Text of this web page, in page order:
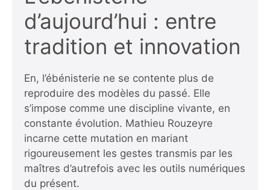
d’aujourd’hui : entre
tradition et innovation
En, l’ébénisterie ne se contente plus de
reproduire des modèles du passé. Elle
s’impose comme une discipline vivante, en
constante évolution. Mathieu Rouzeyre
incarne cette mutation en mariant
rigoureusement les gestes transmis par les
maîtres d’autrefois avec les outils numériques
du présent.